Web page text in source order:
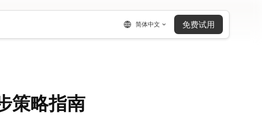
简体中文 免费试用
策略指南